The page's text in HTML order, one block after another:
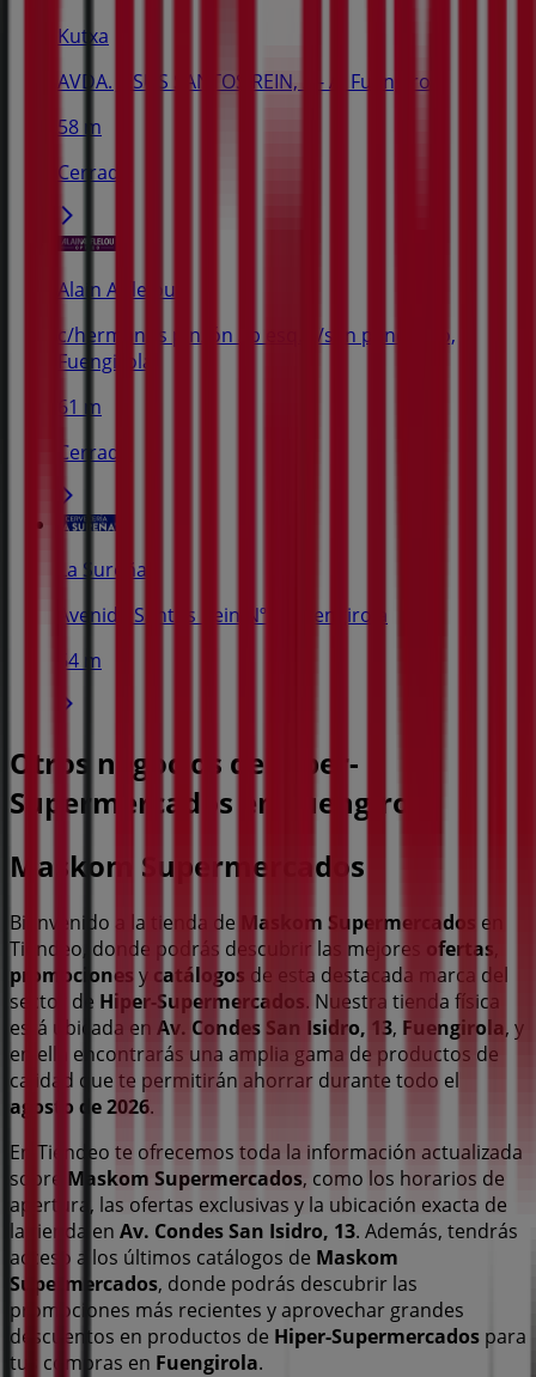
Kutxa
AVDA. JESUS SANTOS REIN, 2 - A, Fuengirola
58 m
Cerrado
Alain Afflelou
c/hermanos pinzón 3b esq. c/san pancracio,
Fuengirola
61 m
Cerrado
La Sureña
Avenida Santos Rein Nº 5, Fuengirola
64 m
Otros negocios de Hiper-
Supermercados en Fuengirola
Maskom Supermercados
Bienvenido a la tienda de Maskom Supermercados
en
Tiendeo, donde podrás descubrir las mejores
ofertas
promociones y catálogos de esta destacada marca del
sector de Hiper-Supermercados. Nuestra tienda física
está ubicada en Av. Condes San Isidro, 13, Fuengirola, y
en ella encontrarás una amplia gama de productos de
calidad que te permitirán ahorrar durante todo el
agosto de 2026.
En Tiendeo te ofrecemos toda la información actualizada
sobre Maskom Supermercados, como los horarios de
apertura, las ofertas exclusivas y la ubicación exacta de
la tienda en Av. Condes San Isidro, 13. Además, tendrás
acceso a los últimos catálogos de Maskom
Supermercados, donde podrás descubrir las
promociones más recientes y aprovechar grandes
descuentos en productos de Hiper-Supermercados para
tus compras en Fuengirola.